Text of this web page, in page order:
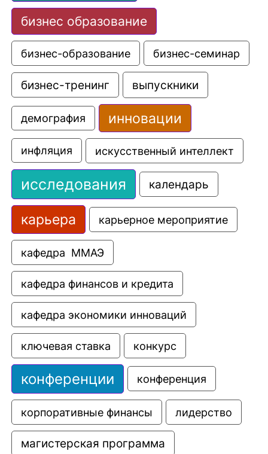
бизнес образование
бизнес-образование бизнес-семинар
бизнес-тренинг выпускники
демография инновации
инфляция искусственный интеллект
исследования календарь
карьера карьерное мероприятие
кафедра  ММАЭ
кафедра финансов и кредита
кафедра экономики инноваций
ключевая ставка конкурс
конференции конференция
корпоративные финансы лидерство
магистерская программа